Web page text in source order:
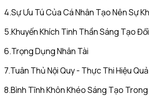
4.Sự Ưu Tú Của Cá Nhân Tạo Nên Sự
5.Khuyến Khích Tinh Thần Sáng Tạo
6.Trọng Dụng Nhân Tài
7.Tuân Thủ Nội Quy - Thực Thi Hiệu Quả
8.Bình Tĩnh Khôn Khéo Sáng Tạo